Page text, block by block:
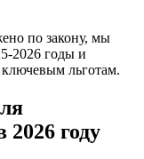
по закону, мы
2026 годы и
льготам.
2026 году